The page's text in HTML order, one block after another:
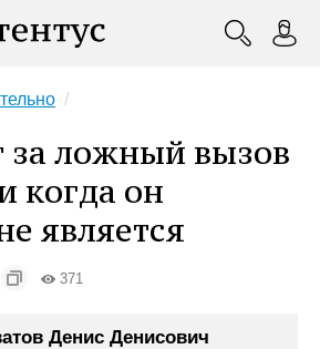
за ложный вызов
когда он
является
371
Денис Денисович